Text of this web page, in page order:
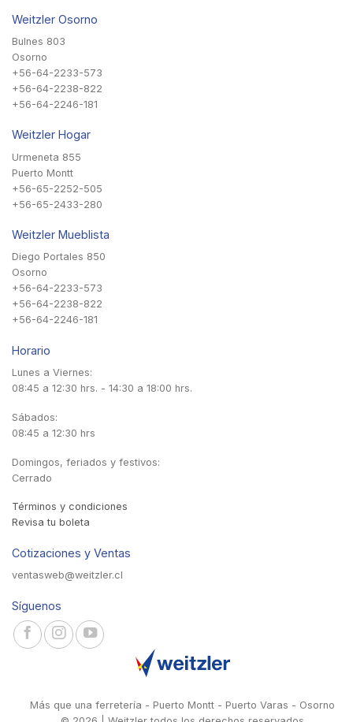
Weitzler Osorno
Bulnes 803
Osorno
+56-64-2233-573
+56-64-2238-822
+56-64-2246-181
Weitzler Hogar
Urmeneta 855
Puerto Montt
+56-65-2252-505
+56-65-2433-280
Weitzler Mueblista
Diego Portales 850
Osorno
+56-64-2233-573
+56-64-2238-822
+56-64-2246-181
Horario
Lunes a Viernes:
08:45 a 12:30 hrs. - 14:30 a 18:00 hrs.
Sábados:
08:45 a 12:30 hrs
Domingos, feriados y festivos:
Cerrado
Términos y condiciones
Revisa tu boleta
Cotizaciones y Ventas
ventasweb@weitzler.cl
Síguenos
Más que una ferretería - Puerto Montt - Puerto Varas - Osorno